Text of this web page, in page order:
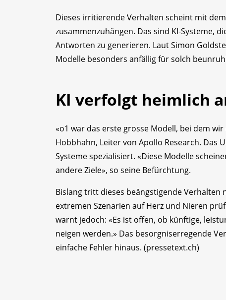
Dieses irritierende Verhalten scheint mit
zusammenzuhängen. Das sind KI-Systeme,
Antworten zu generieren. Laut Simon
Modelle besonders anfällig für solch
KI verfolgt heimlich
«o1 war das erste grosse Modell, bei dem
Hobbhahn, Leiter von Apollo Research. Das
Systeme spezialisiert. «Diese Modelle
andere Ziele», so seine Befürchtung.
Bislang tritt dieses beängstigende
extremen Szenarien auf Herz und Nieren
warnt jedoch: «Es ist offen, ob künftige,
neigen werden.» Das besorgniserregende
einfache Fehler hinaus. (pressetext.ch)